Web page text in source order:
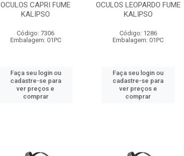
OCULOS CAPRI FUME
KALIPSO
Código: 7306
Embalagem: 01PC
Faça seu login ou
cadastre-se para
ver preços e
comprar
OCULOS LEOPARDO FUME
KALIPSO
Código: 1286
Embalagem: 01PC
Faça seu login ou
cadastre-se para
ver preços e
comprar